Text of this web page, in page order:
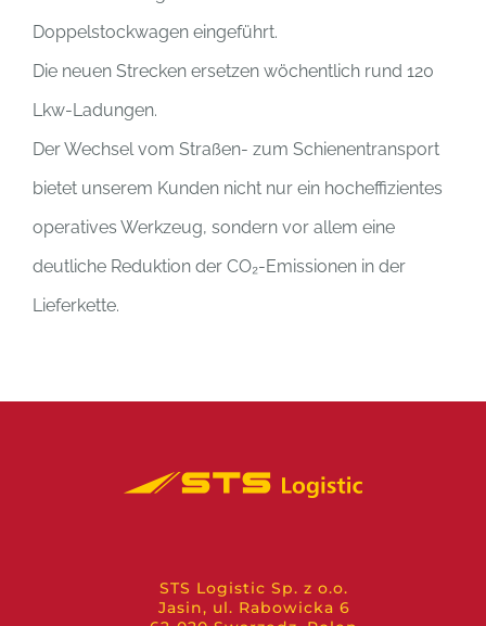
Doppelstockwagen eingeführt.
Die neuen Strecken ersetzen wöchentlich rund 120
Lkw-Ladungen.
Der Wechsel vom Straßen- zum Schienentransport
bietet unserem Kunden nicht nur ein hocheffizientes
operatives Werkzeug, sondern vor allem eine
deutliche Reduktion der CO₂-Emissionen in der
Lieferkette.
STS Logistic Sp. z o.o.
Jasin, ul. Rabowicka 6